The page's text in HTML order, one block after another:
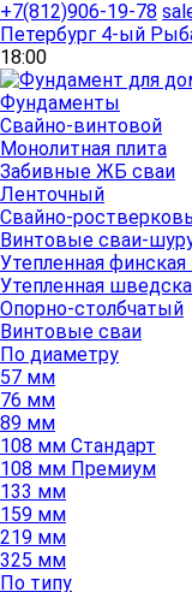
+7(812)906-19-78
Петербург 4-ый
18:00
Фундаменты
Свайно-винтовой
Монолитная плита
Забивные ЖБ сваи
Ленточный
Свайно-
Винтовые сваи-
Утепленная финская
Утепленная
Опорно-столбчатый
Винтовые сваи
По диаметру
57 мм
76 мм
89 мм
108 мм Стандарт
108 мм Премиум
133 мм
159 мм
219 мм
325 мм
По типу